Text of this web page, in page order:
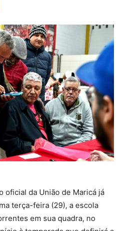
oficial da União de Maricá já
terça-feira (29), a escola
em sua quadra, no